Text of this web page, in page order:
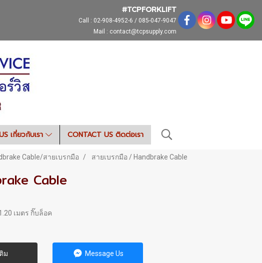
#TCPFORKLIFT
Call : 02-908-4952-6 / 085-047-9047
Mail : contact@tcpsupply.com
เกี่ยวกับเรา CONTACT US ติดต่อเรา
Cable/สายเบรกมือ สายเบรกมือ / Handbrake Cable
Cable
เมตร กิ๊บล็อค
ม Message Us